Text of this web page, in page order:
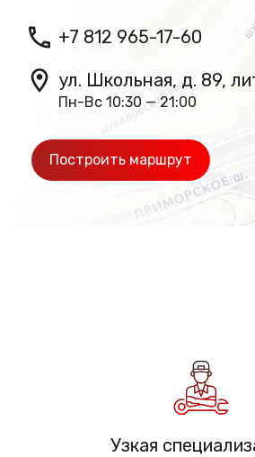
+7 812 965-17-60
ул. Школьная, д. 89,
Пн-Вс 10:30 — 21:00
Построить маршрут
Узкая